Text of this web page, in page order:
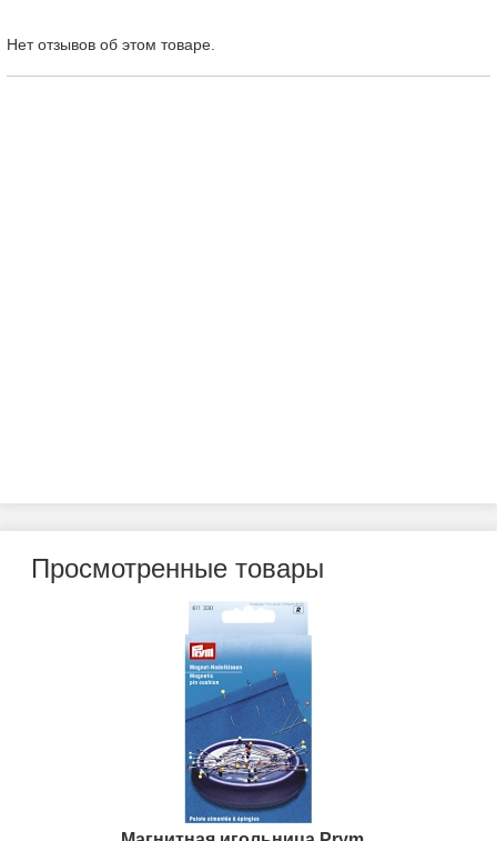
Нет отзывов об этом товаре.
Просмотренные товары